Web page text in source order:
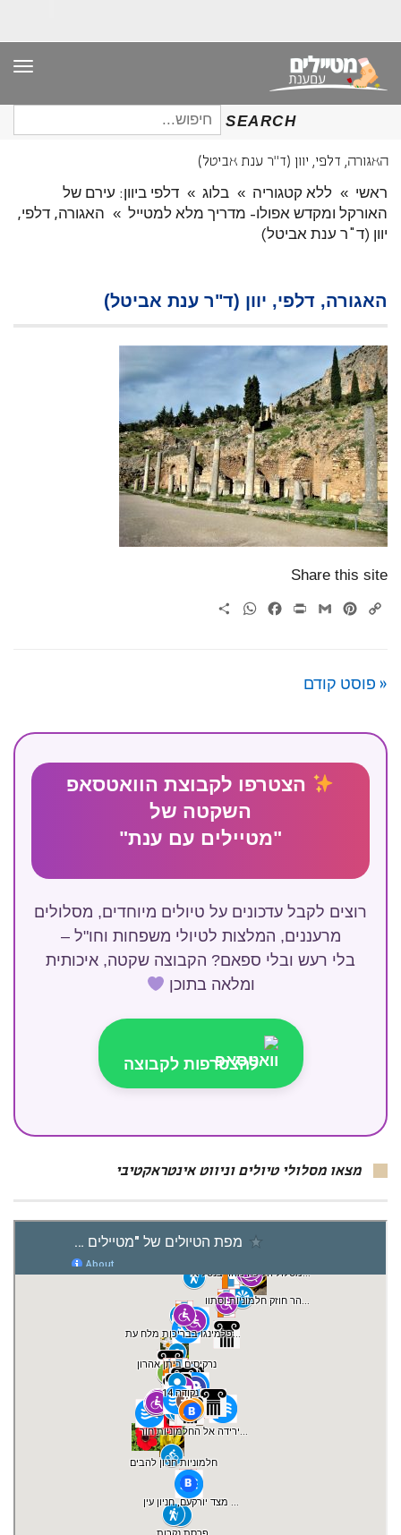
SEARCH
חיפוש
עבור:
האגורה, דלפי, יוון (ד"ר ענת אביטל)
ראשי » ללא קטגוריה » בלוג » דלפי ביוון: עירם של
האורקל ומקדש אפולו- מדריך מלא למטייל » האגורה, דלפי,
יוון (ד"ר ענת אביטל)
האגורה, דלפי, יוון (ד"ר ענת אביטל)
Share this site
Copy
Pinterest
Gmail
Print
Facebook
WhatsApp
« פוסט קודם
הצטרפו לקבוצת הוואטסאפ
השקטה של
"מטיילים עם ענת"
רוצים לקבל עדכונים על טיולים מיוחדים, מסלולים
מרעננים, המלצות לטיולי משפחות וחו"ל –
בלי רעש ובלי ספאם? הקבוצה שקטה, איכותית
ומלאה בתוכן
להצטרפות לקבוצה
מצאו מסלולי טיולים וניווט אינטראקטיבי